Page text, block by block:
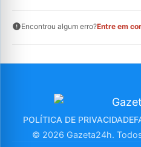
Encontrou algum erro?Entre em
POLÍTICA DE PRIVACIDADE
© 2026 Gazeta24h.